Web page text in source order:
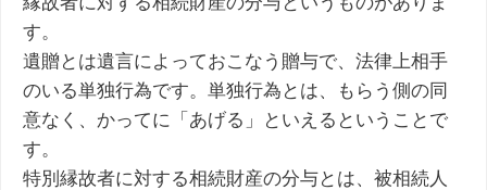
す。
遺贈とは遺言によっておこなう贈与で、法律上相手
のいる単独行為です。単独行為とは、もらう側の同
意なく、かってに「あげる」といえるということで
す。
特別縁故者に対する相続財産の分与とは、被相続人